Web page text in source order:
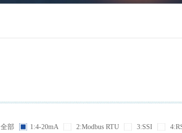
全部 1:4-20mA 2:Modbus RTU 3:SSI